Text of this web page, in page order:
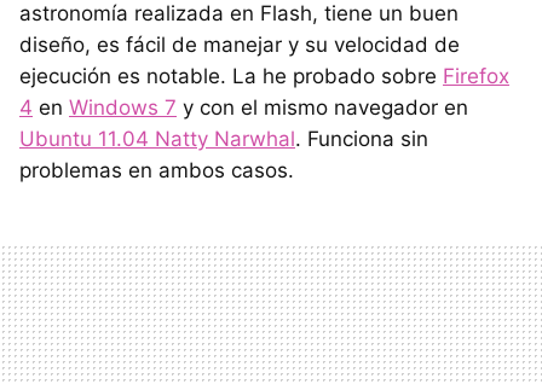
astronomía realizada en Flash, tiene un buen
diseño, es fácil de manejar y su velocidad de
ejecución es notable. La he probado sobre Firefox
4 en Windows 7 y con el mismo navegador en
Ubuntu 11.04 Natty Narwhal. Funciona sin
problemas en ambos casos.